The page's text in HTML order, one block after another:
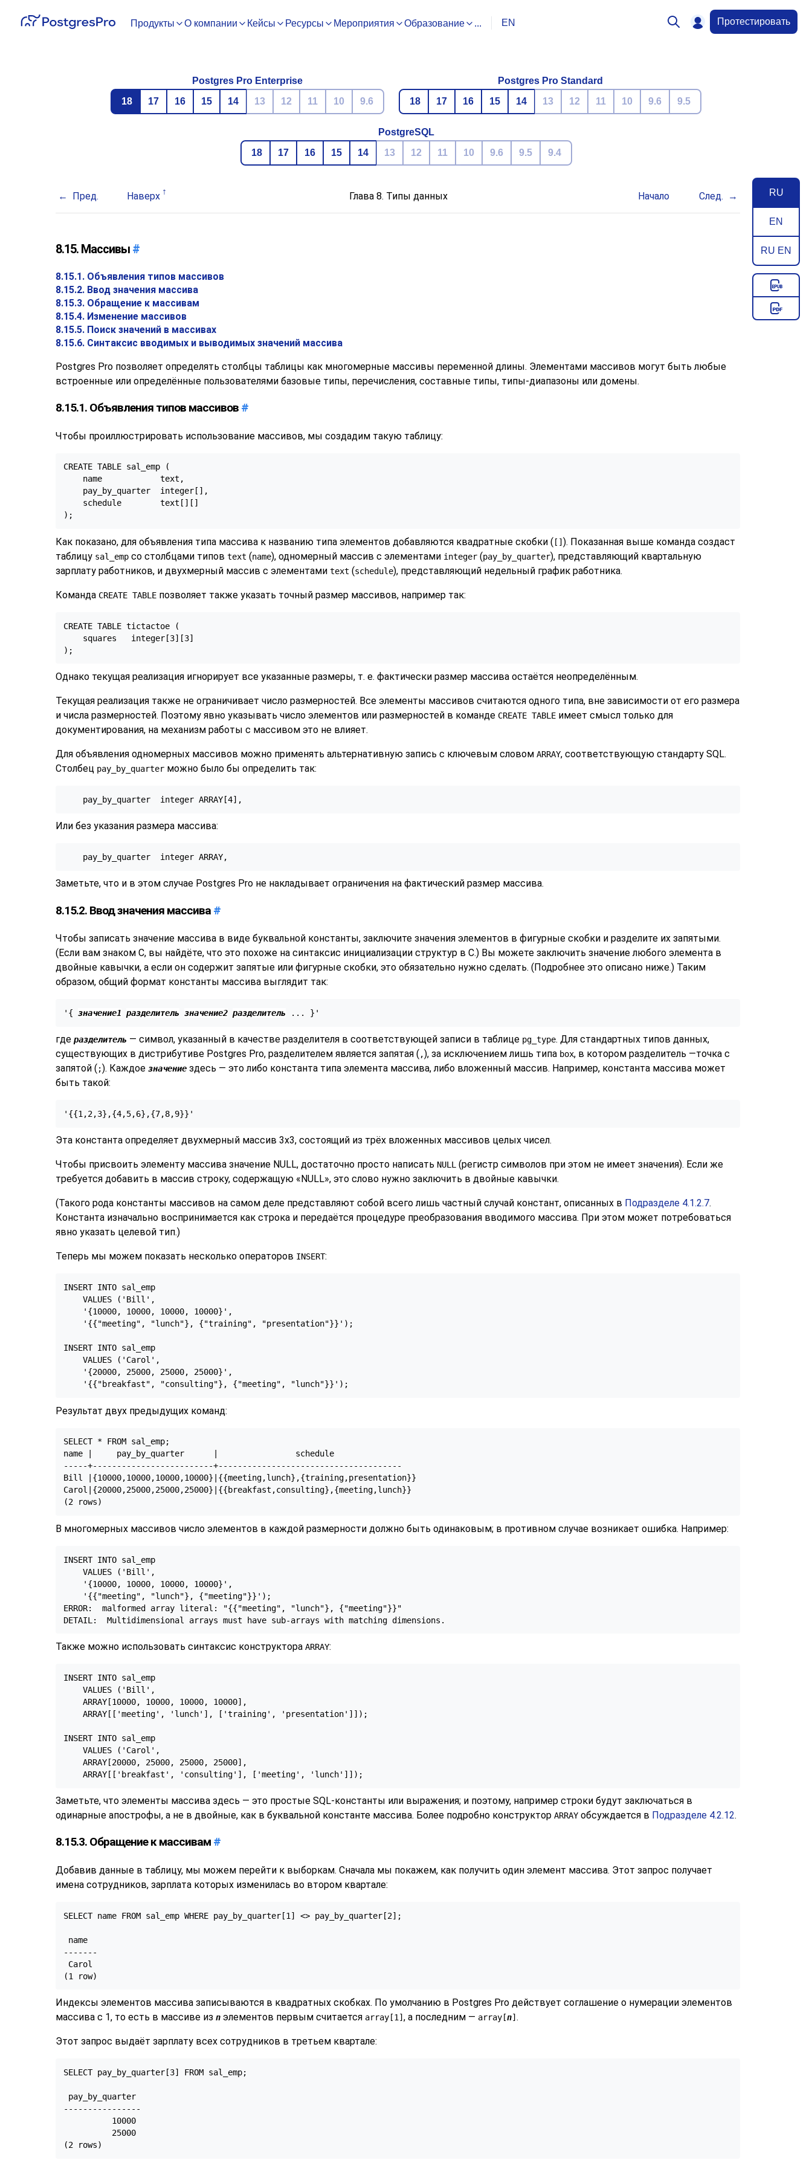
Продукты О компании Кейсы Ресурсы Мероприятия Образование ... EN Протестировать
Postgres Pro Enterprise
18
17 16 15 14 13 12 11 10 9.6
Postgres Pro Standard
18
17 16 15 14 13 12 11 10 9.6 9.5
PostgreSQL
18
17 16 15 14 13 12 11 10 9.6 9.5 9.4
RU
EN
RU EN
Пред. Наверх Глава 8. Типы данных Начало След.
8.15. Массивы #
8.15.1. Объявления типов массивов
8.15.2. Ввод значения массива
8.15.3. Обращение к массивам
8.15.4. Изменение массивов
8.15.5. Поиск значений в массивах
8.15.6. Синтаксис вводимых и выводимых значений массива
Postgres Pro позволяет определять столбцы таблицы как многомерные массивы переменной длины. Элементами массивов могут быть любые
встроенные или определённые пользователями базовые типы, перечисления, составные типы, типы-диапазоны или домены.
8.15.1. Объявления типов массивов #
Чтобы проиллюстрировать использование массивов, мы создадим такую таблицу:
CREATE TABLE sal_emp (
    name            text,
    pay_by_quarter  integer[],
    schedule        text[][]
);
Как показано, для объявления типа массива к названию типа элементов добавляются квадратные скобки ( [] ). Показанная выше команда создаст
таблицу sal_emp со столбцами типов text (name), одномерный массив с элементами integer (pay_by_quarter), представляющий квартальную
зарплату работников, и двухмерный массив с элементами text (schedule), представляющий недельный график работника.
Команда CREATE TABLE позволяет также указать точный размер массивов, например так:
CREATE TABLE tictactoe (
    squares   integer[3][3]
);
Однако текущая реализация игнорирует все указанные размеры, т. е. фактически размер массива остаётся неопределённым.
Текущая реализация также не ограничивает число размерностей. Все элементы массивов считаются одного типа, вне зависимости от его размера
и числа размерностей. Поэтому явно указывать число элементов или размерностей в команде CREATE TABLE имеет смысл только для
документирования, на механизм работы с массивом это не влияет.
Для объявления одномерных массивов можно применять альтернативную запись с ключевым словом ARRAY, соответствующую стандарту SQL.
Столбец pay_by_quarter можно было бы определить так:
    pay_by_quarter  integer ARRAY[4],
Или без указания размера массива:
    pay_by_quarter  integer ARRAY,
Заметьте, что и в этом случае Postgres Pro не накладывает ограничения на фактический размер массива.
8.15.2. Ввод значения массива #
Чтобы записать значение массива в виде буквальной константы, заключите значения элементов в фигурные скобки и разделите их запятыми.
(Если вам знаком C, вы найдёте, что это похоже на синтаксис инициализации структур в C.) Вы можете заключить значение любого элемента в
двойные кавычки, а если он содержит запятые или фигурные скобки, это обязательно нужно сделать. (Подробнее это описано ниже.) Таким
образом, общий формат константы массива выглядит так:
'{ значение1 разделитель значение2 разделитель
где разделитель — символ, указанный в качестве разделителя в соответствующей записи в таблице pg_type. Для стандартных типов данных,
существующих в дистрибутиве Postgres Pro, разделителем является запятая ( ,), за исключением лишь типа box, в котором разделитель —точка с
запятой ( ;). Каждое значение здесь — это либо константа типа элемента массива, либо вложенный массив. Например, константа массива может
быть такой:
'{{1,2,3},{4,5,6},{7,8,9}}'
Эта константа определяет двухмерный массив 3x3, состоящий из трёх вложенных массивов целых чисел.
Чтобы присвоить элементу массива значение NULL, достаточно просто написать NULL (регистр символов при этом не имеет значения). Если же
требуется добавить в массив строку, содержащую « NULL», это слово нужно заключить в двойные кавычки.
(Такого рода константы массивов на самом деле представляют собой всего лишь частный случай констант, описанных в Подразделе 4.1.2.7.
Константа изначально воспринимается как строка и передаётся процедуре преобразования вводимого массива. При этом может потребоваться
явно указать целевой тип.)
Теперь мы можем показать несколько операторов INSERT:
INSERT INTO sal_emp
    VALUES ('Bill',
    '{10000, 10000, 10000, 10000}',
    '{{"meeting", "lunch"}, {"training", "presentation"}}');
INSERT INTO sal_emp
    VALUES ('Carol',
    '{20000, 25000, 25000, 25000}',
    '{{"breakfast", "consulting"}, {"meeting", "lunch"}}');
Результат двух предыдущих команд:
SELECT * FROM sal_emp;
name |     pay_by_quarter      |                schedule
-----+-------------------------+--------------------------------------
Bill |{10000,10000,10000,10000}|{{meeting,lunch},{training,presentation}}
Carol|{20000,25000,25000,25000}|{{breakfast,consulting},{meeting,lunch}}
(2 rows)
В многомерных массивов число элементов в каждой размерности должно быть одинаковым; в противном случае возникает ошибка. Например:
INSERT INTO sal_emp
    VALUES ('Bill',
    '{10000, 10000, 10000, 10000}',
    '{{"meeting", "lunch"}, {"meeting"}}');
ERROR:  malformed array literal: "{{"meeting", "lunch"}, {"meeting"}}"
DETAIL:  Multidimensional arrays must have sub-arrays with matching dimensions.
Также можно использовать синтаксис конструктора ARRAY:
INSERT INTO sal_emp
    VALUES ('Bill',
    ARRAY[10000, 10000, 10000, 10000],
    ARRAY[['meeting', 'lunch'], ['training', 'presentation']]);
INSERT INTO sal_emp
    VALUES ('Carol',
    ARRAY[20000, 25000, 25000, 25000],
    ARRAY[['breakfast', 'consulting'], ['meeting', 'lunch']]);
Заметьте, что элементы массива здесь — это простые SQL-константы или выражения; и поэтому, например строки будут заключаться в
одинарные апострофы, а не в двойные, как в буквальной константе массива. Более подробно конструктор ARRAY обсуждается в Подразделе 4.2.12.
8.15.3. Обращение к массивам #
Добавив данные в таблицу, мы можем перейти к выборкам. Сначала мы покажем, как получить один элемент массива. Этот запрос получает
имена сотрудников, зарплата которых изменилась во втором квартале:
SELECT name FROM sal_emp WHERE pay_by_quarter[1] <> pay_by_quarter[2];
name
-------
Carol
(1 row)
Индексы элементов массива записываются в квадратных скобках. По умолчанию в Postgres Pro действует соглашение о нумерации элементов
массива с 1, то есть в массиве из n элементов первым считается array[1] , а последним — array[n] .
Этот запрос выдаёт зарплату всех сотрудников в третьем квартале:
SELECT pay_by_quarter[3] FROM sal_emp;
pay_by_quarter
----------------
          10000
          25000
(2 rows)